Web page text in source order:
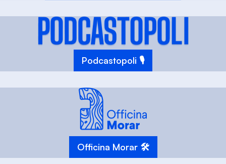
Podcastopoli 🎙️
Officina Morar 🛠️